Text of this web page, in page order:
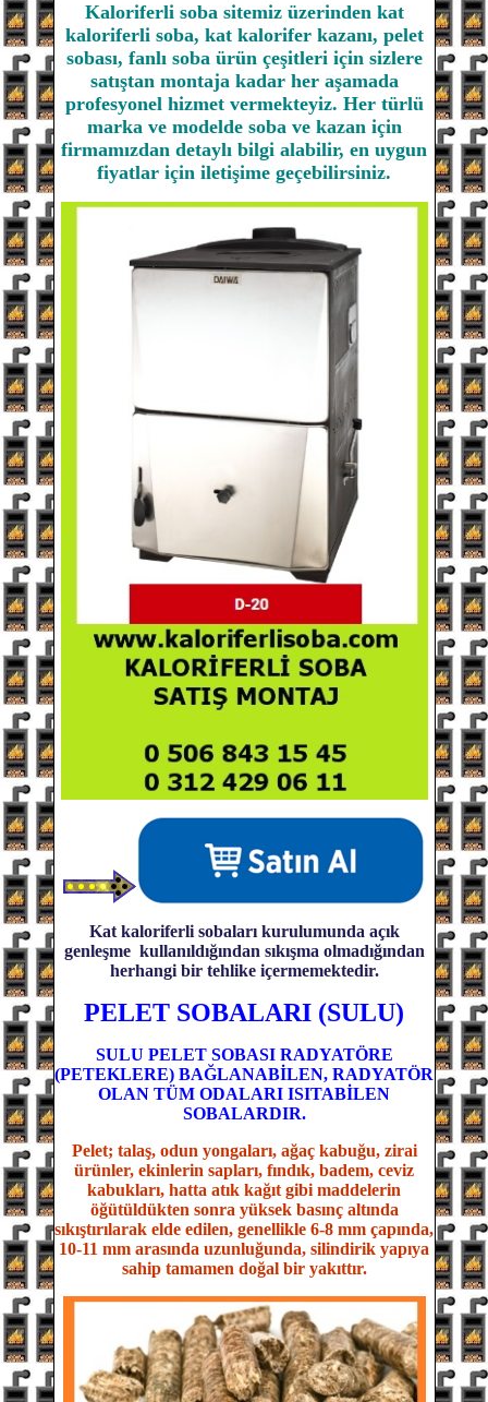
Kaloriferli soba sitemiz üzerinden kat
kaloriferli soba, kat kalorifer kazanı, pelet
sobası, fanlı soba ürün çeşitleri için sizlere
satıştan montaja kadar her aşamada
profesyonel hizmet vermekteyiz. Her türlü
marka ve modelde soba ve kazan için
firmamızdan detaylı bilgi alabilir, en uygun
fiyatlar için iletişime geçebilirsiniz.
Kat kaloriferli sobaları kurulumunda açık
genleşme kullanıldığından sıkışma olmadığından
herhangi bir tehlike içermemektedir.
PELET SOBALARI (SULU)
SULU PELET SOBASI RADYATÖRE
(PETEKLERE) BAĞLANABİLEN, RADYATÖR
OLAN TÜM ODALARI ISITABİLEN
SOBALARDIR.
Pelet; talaş, odun yongaları, ağaç kabuğu, zirai
ürünler, ekinlerin sapları, fındık, badem, ceviz
kabukları, hatta atık kağıt gibi maddelerin
öğütüldükten sonra yüksek basınç altında
sıkıştırılarak elde edilen, genellikle 6-8 mm çapında,
10-11 mm arasında uzunluğunda, silindirik yapıya
sahip tamamen doğal bir yakıttır.